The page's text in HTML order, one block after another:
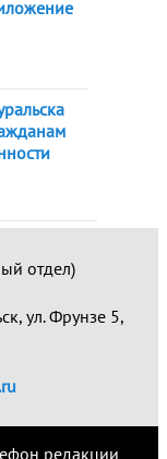
отдел)
ул. Фрунзе 5,
редакции